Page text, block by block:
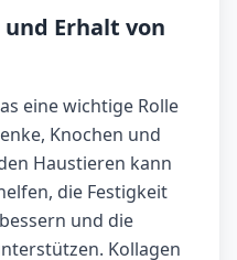
Erhalt von
eine wichtige Rolle
Knochen und
Haustieren kann
die Festigkeit
und die
Kollagen